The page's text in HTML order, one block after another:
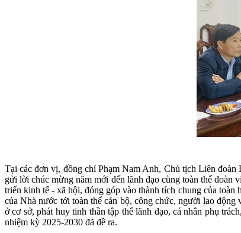
Tại các đơn vị, đồng chí Phạm Nam Anh, Chủ tịch Liên
gửi lời chúc mừng năm mới đến lãnh đạo cùng toàn thể đoàn
triển kinh tế - xã hội, đóng góp vào thành tích chung của
của Nhà nước tới toàn thể cán bộ, công chức, người lao
ở cơ sở, phát huy tinh thần tập thể lãnh đạo, cá nhân phụ
nhiệm kỳ 2025-2030 đã đề ra.